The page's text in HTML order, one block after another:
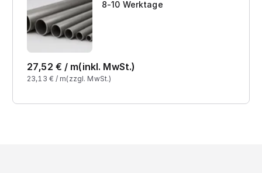
8-10 Werktage
27,52 € / m(inkl. MwSt.)
23,13 € / m(zzgl. MwSt.)